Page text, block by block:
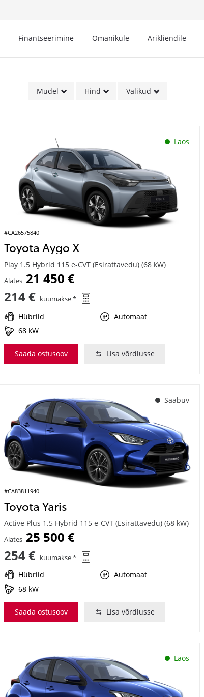
Finantseerimine Omanikule Ärikliendile
Mudel Hind Valikud
Laos
#CA26575840
Toyota Aygo X
Play 1.5 Hybrid 115 e-CVT (Esirattavedu) (68 kW)
Alates 21 450 €
214 € kuumakse *
Hübriid
Automaat
68 kW
Saada ostusoov Lisa võrdlusse
Saabuv
#CA83811940
Toyota Yaris
Active Plus 1.5 Hybrid 115 e-CVT (Esirattavedu) (68 kW)
Alates 25 500 €
254 € kuumakse *
Hübriid
Automaat
68 kW
Saada ostusoov Lisa võrdlusse
Laos